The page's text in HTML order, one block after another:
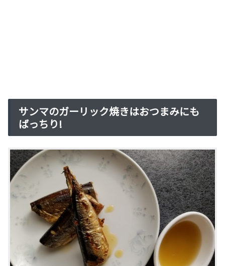
サンマのガーリック焼きはおつまみにも
ばっちり!